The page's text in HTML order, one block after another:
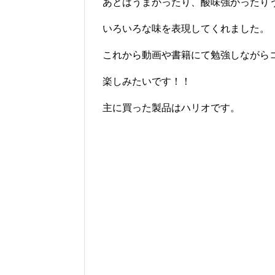
あとはうまかったり、酸味強かったり
いろいろな味を表現してくれました。
これから動画や書籍にて勉強しながら
楽しみたいです！！
主に買った製品はハリオです。